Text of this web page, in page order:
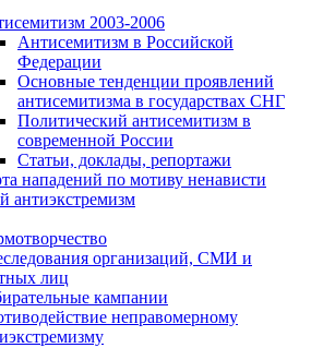
2003-2006
Антисемитизм в Российской
Федерации
Основные тенденции проявлений
антисемитизма в государствах СНГ
Политический антисемитизм в
современной России
Статьи, доклады, репортажи
нападений по мотиву ненависти
антиэкстремизм
организаций, СМИ и
лиц
кампании
неправомерному